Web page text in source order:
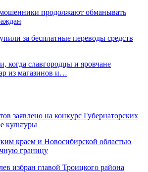
продолжают обманывать
за бесплатные переводы средств
когда славгородцы и яровчане
из магазинов и…
заявлено на конкурс Губернаторских
культуры
краем и Новосибирской областью
границу
избран главой Троицкого района